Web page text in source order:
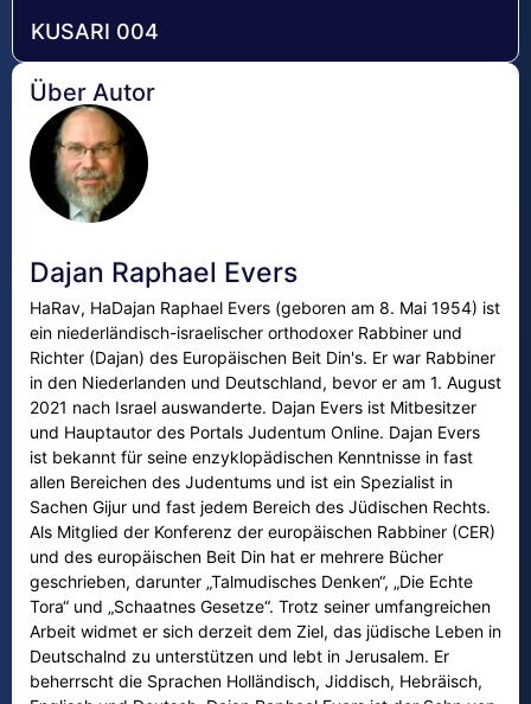
KUSARI 004
Über Autor
Dajan Raphael Evers
HaRav, HaDajan Raphael Evers (geboren am 8. Mai 1954) ist
ein niederländisch-israelischer orthodoxer Rabbiner und
Richter (Dajan) des Europäischen Beit Din's. Er war Rabbiner
in den Niederlanden und Deutschland, bevor er am 1. August
2021 nach Israel auswanderte. Dajan Evers ist Mitbesitzer
und Hauptautor des Portals Judentum Online. Dajan Evers
ist bekannt für seine enzyklopädischen Kenntnisse in fast
allen Bereichen des Judentums und ist ein Spezialist in
Sachen Gijur und fast jedem Bereich des Jüdischen Rechts.
Als Mitglied der Konferenz der europäischen Rabbiner (CER)
und des europäischen Beit Din hat er mehrere Bücher
geschrieben, darunter „Talmudisches Denken“, „Die Echte
Tora“ und „Schaatnes Gesetze“. Trotz seiner umfangreichen
Arbeit widmet er sich derzeit dem Ziel, das jüdische Leben in
Deutschalnd zu unterstützen und lebt in Jerusalem. Er
beherrscht die Sprachen Holländisch, Jiddisch, Hebräisch,